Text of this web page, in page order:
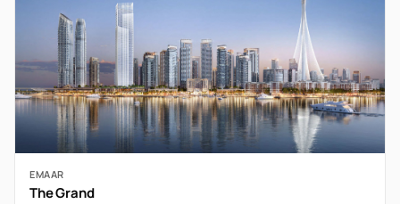
EMAAR
The Grand